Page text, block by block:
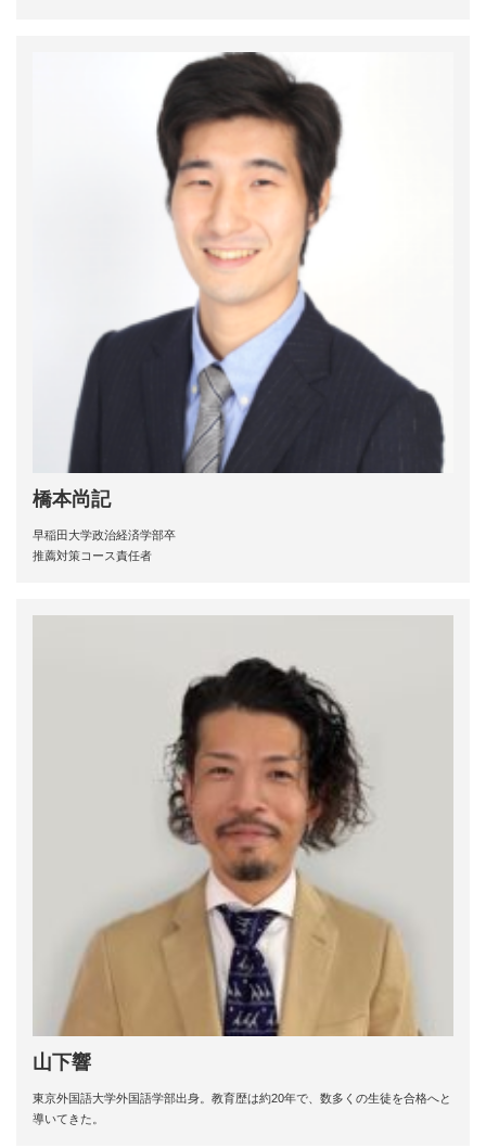
橋本尚記
早稲田大学政治経済学部卒
推薦対策コース責任者
山下響
東京外国語大学外国語学部出身。教育歴は約20年で、数多くの生徒を合格へと
導いてきた。